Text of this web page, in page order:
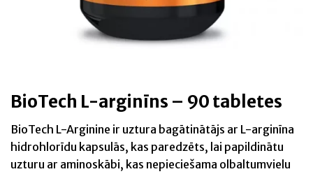
BioTech L-arginīns – 90 tabletes
BioTech L-Arginine ir uztura bagātinātājs ar L-arginīna
hidrohlorīdu kapsulās, kas paredzēts, lai papildinātu
uzturu ar aminoskābi, kas nepieciešama olbaltumvielu